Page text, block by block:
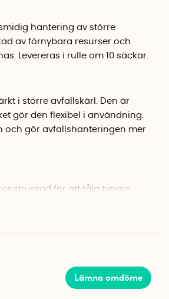
hantering av större
av förnybara resurser och
Levereras i rulle om 10 säckar.
i större avfallskärl. Den är
gör den flexibel i användning.
och gör avfallshanteringen mer
för att tåla tyngre
att säcken går sönder eller
plastsopsäckar.Lämna omdöme